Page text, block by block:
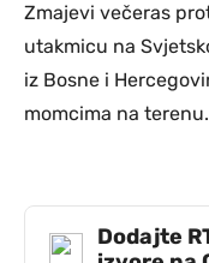
Zmajevi večeras
utakmicu na
iz Bosne i
momcima na terenu.
Dodajte